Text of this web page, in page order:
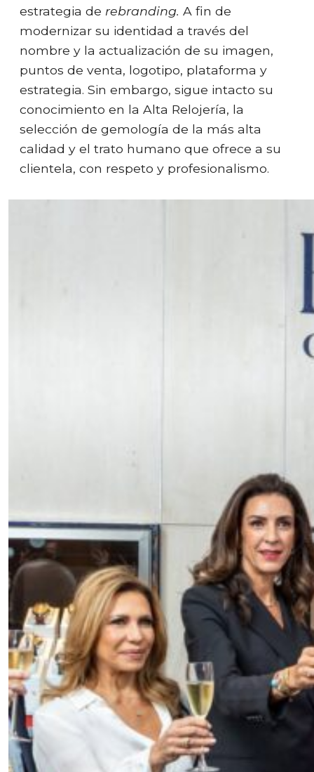
estrategia de rebranding. A fin de
modernizar su identidad a través del
nombre y la actualización de su imagen,
puntos de venta, logotipo, plataforma y
estrategia. Sin embargo, sigue intacto su
conocimiento en la Alta Relojería, la
selección de gemología de la más alta
calidad y el trato humano que ofrece a su
clientela, con respeto y profesionalismo.